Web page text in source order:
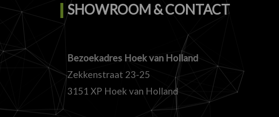
SHOWROOM & CONTACT
Bezoekadres Hoek van Holland
Zekkenstraat 23-25
3151 XP Hoek van Holland